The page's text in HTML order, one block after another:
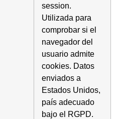
session.
Utilizada para
comprobar si el
navegador del
usuario admite
cookies. Datos
enviados a
Estados Unidos,
país adecuado
bajo el RGPD.